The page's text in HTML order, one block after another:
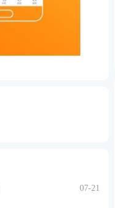
07-21